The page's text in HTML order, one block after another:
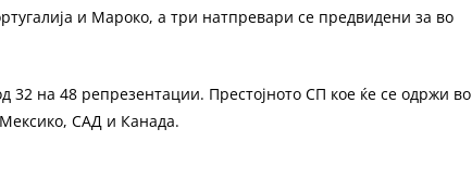
и Мароко, а три натпревари се предвидени за во
на 48 репрезентации. Престојното СП кое ќе се одржи во
САД и Канада.